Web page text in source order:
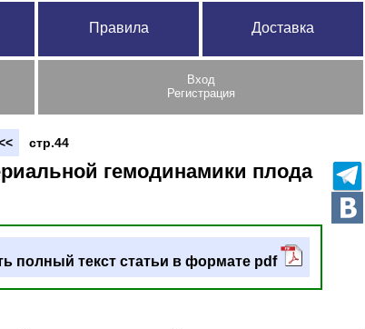
Правила Доставка
Вход
Регистрация
стр.44
гемодинамики плода
полный текст статьи в формате pdf